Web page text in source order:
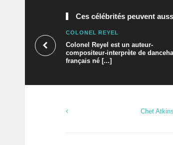
Ces célébrités peuvent
COLONEL REYEL
Colonel Reyel est un auteur-
compositeur-interprète de
français né [...]
Chet Atkins